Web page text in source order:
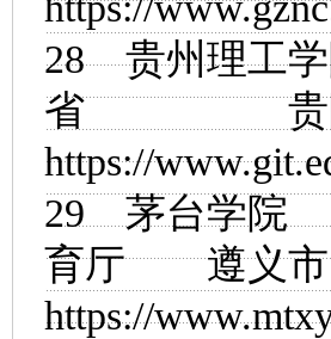
28贵州理工
省 贵
https://
29 茅台学院
育厅
https://